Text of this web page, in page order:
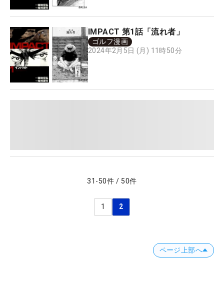
IMPACT 第1話「流れ者」
ゴルフ漫画
2024年2月5日 (月) 11時50分
31 -50件 / 50件
1 2
ページ上部へ